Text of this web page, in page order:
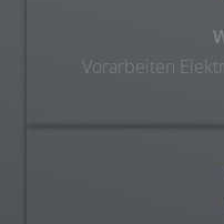
Vorarbeiten